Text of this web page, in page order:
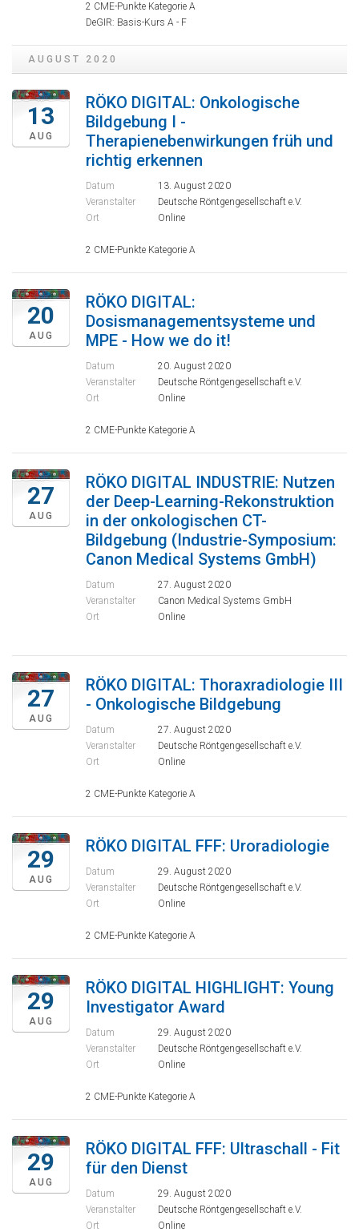
2 CME-Punkte Kategorie A
DeGIR: Basis-Kurs A - F
AUGUST 2020
13
AUG
RÖKO DIGITAL: Onkologische
Bildgebung I -
Therapienebenwirkungen früh und
richtig erkennen
Datum
13. August 2020
Veranstalter
Deutsche Röntgengesellschaft e.V.
Ort
Online
2 CME-Punkte Kategorie A
20
AUG
RÖKO DIGITAL:
Dosismanagementsysteme und
MPE - How we do it!
Datum
20. August 2020
Veranstalter
Deutsche Röntgengesellschaft e.V.
Ort
Online
2 CME-Punkte Kategorie A
27
AUG
RÖKO DIGITAL INDUSTRIE: Nutzen
der Deep-Learning-Rekonstruktion
in der onkologischen CT-
Bildgebung (Industrie-Symposium:
Canon Medical Systems GmbH)
Datum
27. August 2020
Veranstalter
Canon Medical Systems GmbH
Ort
Online
27
AUG
RÖKO DIGITAL: Thoraxradiologie III
- Onkologische Bildgebung
Datum
27. August 2020
Veranstalter
Deutsche Röntgengesellschaft e.V.
Ort
Online
2 CME-Punkte Kategorie A
29
AUG
RÖKO DIGITAL FFF: Uroradiologie
Datum
29. August 2020
Veranstalter
Deutsche Röntgengesellschaft e.V.
Ort
Online
2 CME-Punkte Kategorie A
29
AUG
RÖKO DIGITAL HIGHLIGHT: Young
Investigator Award
Datum
29. August 2020
Veranstalter
Deutsche Röntgengesellschaft e.V.
Ort
Online
2 CME-Punkte Kategorie A
29
AUG
RÖKO DIGITAL FFF: Ultraschall - Fit
für den Dienst
Datum
29. August 2020
Veranstalter
Deutsche Röntgengesellschaft e.V.
Ort
Online